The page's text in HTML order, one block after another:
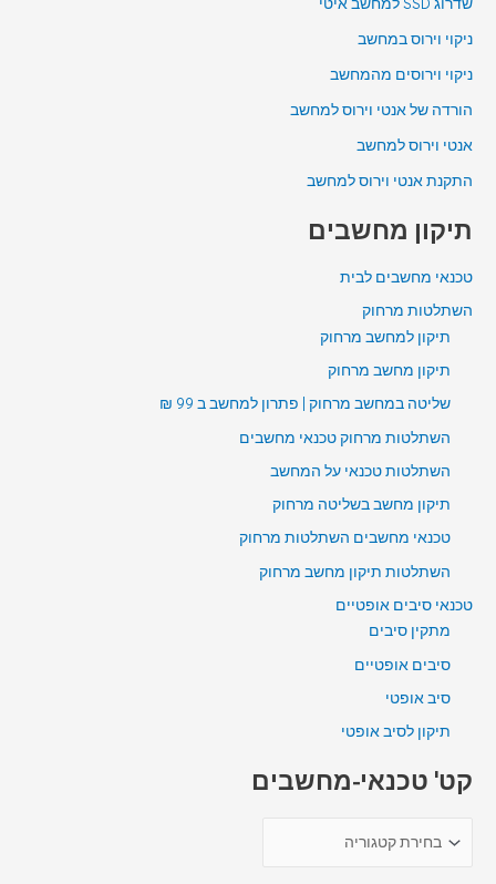
ניקוי וירוס במחשב
ניקוי וירוסים מהמחשב
הורדה של אנטי וירוס למחשב
אנטי וירוס למחשב
התקנת אנטי וירוס למחשב
תיקון מחשבים
טכנאי מחשבים לבית
השתלטות מרחוק
תיקון למחשב מרחוק
תיקון מחשב מרחוק
שליטה במחשב מרחוק | פתרון למחשב ב 99 ₪
השתלטות מרחוק טכנאי מחשבים
השתלטות טכנאי על המחשב
תיקון מחשב בשליטה מרחוק
טכנאי מחשבים השתלטות מרחוק
השתלטות תיקון מחשב מרחוק
טכנאי סיבים אופטיים
מתקין סיבים
סיבים אופטיים
סיב אופטי
תיקון לסיב אופטי
קט' טכנאי-מחשבים